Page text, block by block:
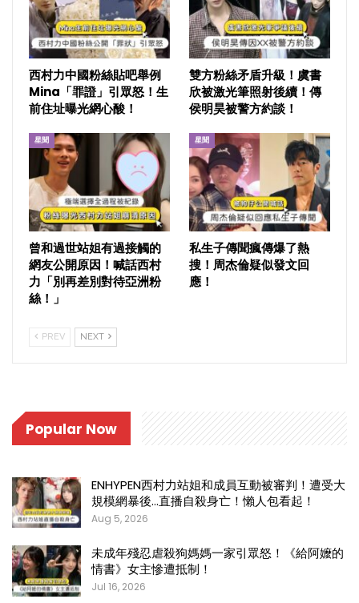
西村力中國粉絲貼吧舉例
Mina「罪證」引眾怒！生
前住址曝光網心酸！
雙方粉絲矛盾升級！虞書
欣被激光筆照射後續！傳
侯明昊被警方約談！
星聞
曾和過世站姐有過接觸的
網友公開原因！喊話西村
力「別再差別對待亞洲粉
絲！」
星聞
私生子傳聞瘋傳爆了熱
搜！周杰倫疑似發文回
應！
PREV NEXT
Popular Now
ENHYPEN西村力站姐和成員互動被審判！遭受大
規模網暴後…直播自殺身亡！懶人包看起！
Aug 5, 2026
未成年殘忍虐殺狗媽媽一家引眾怒！《給阿嬤的
情書》女主慘遭抵制！
Jul 16, 2026